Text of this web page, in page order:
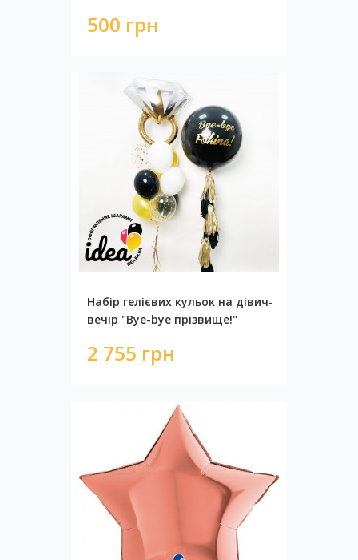
500 грн
Набір гелієвих кульок на дівич-
вечір "Bye-bye прізвище!"
2 755 грн